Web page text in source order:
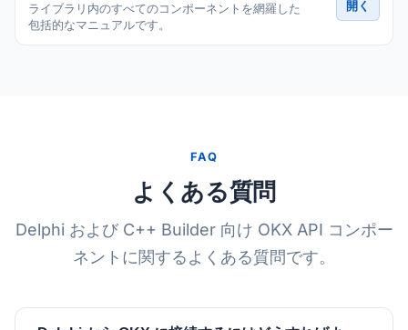
ライブラリ内のすべてのコンポーネントを網羅した
包括的なマニュアルです。
開く
FAQ
よくある質問
Delphi および C++ Builder 向け OKX API コンポー
ネントに関するよくある質問です。